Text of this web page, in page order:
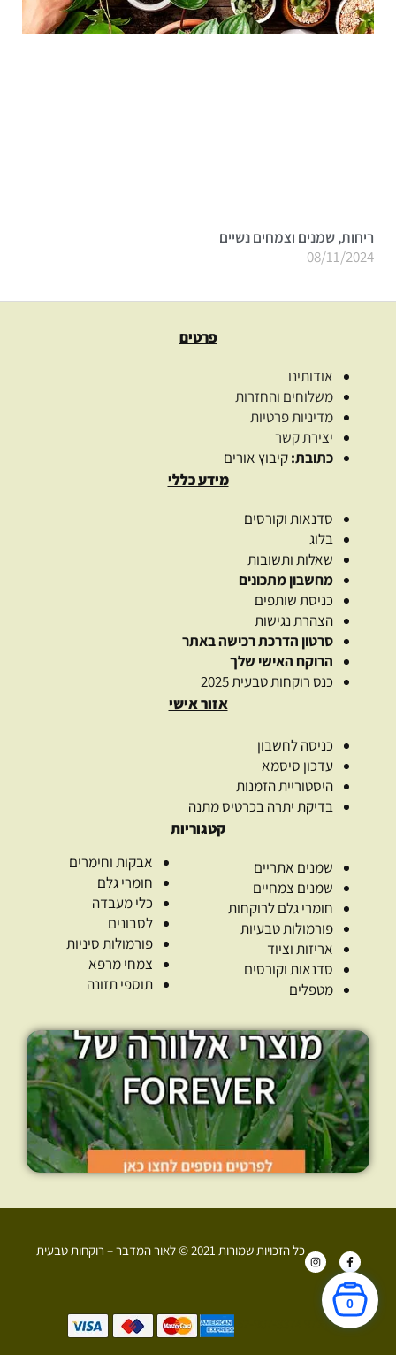
ריחות, שמנים וצמחים נשיים
08/11/2024
פרטים
אודותינו
משלוחים והחזרות
מדיניות פרטיות
יצירת קשר
כתובת:קיבוץ אורים
מידע כללי
סדנאות וקורסים
בלוג
שאלות ותשובות
מחשבון מתכונים
כניסת שותפים
הצהרת נגישות
סרטון הדרכת רכישה באתר
הרוקח האישי שלך
כנס רוקחות טבעית 2025
אזור אישי
כניסה לחשבון
עדכון סיסמא
היסטוריית הזמנות
בדיקת יתרה בכרטיס מתנה
קטגוריות
שמנים אתריים
שמנים צמחיים
חומרי גלם לרוקחות
פורמולות טבעיות
אריזות וציוד
סדנאות וקורסים
מטפלים
אבקות וחימרים
חומרי גלם
כלי מעבדה
לסבונים
פורמולות סיניות
צמחי מרפא
תוספי תזונה
F
a
c
e
b
o
o
k
I
n
s
כל הזכויות שמורות 2021 © לאור המדבר – רוקחות טבעית
+972 52-907-3374
0